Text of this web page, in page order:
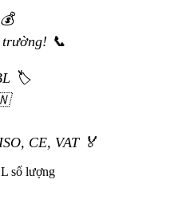
trường! 📞
🏷️
CE, VAT 🏅
số lượng